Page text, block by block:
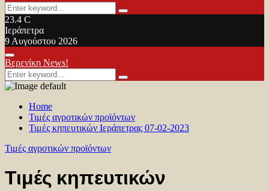
Search
for:
Search
23.4 C
Ιεράπετρα
9 Αυγούστου 2026
Facebook
Twitter
Youtube
Primary
Menu
Βερενίκη News!
Search
for:
Search
Home
Τιμές αγροτικών προϊόντων
Τιμές κηπευτικών Ιεράπετρας 07-02-2023
Τιμές αγροτικών προϊόντων
Τιμές κηπευτικών